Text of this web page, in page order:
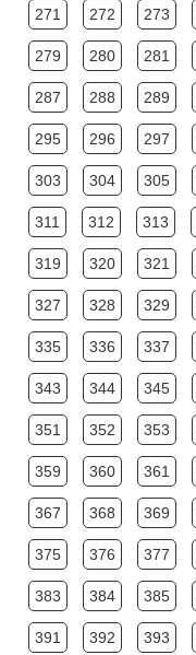
271 272 273
279 280 281
287 288 289
295 296 297
303 304 305
311 312 313
319 320 321
327 328 329
335 336 337
343 344 345
351 352 353
359 360 361
367 368 369
375 376 377
383 384 385
391 392 393